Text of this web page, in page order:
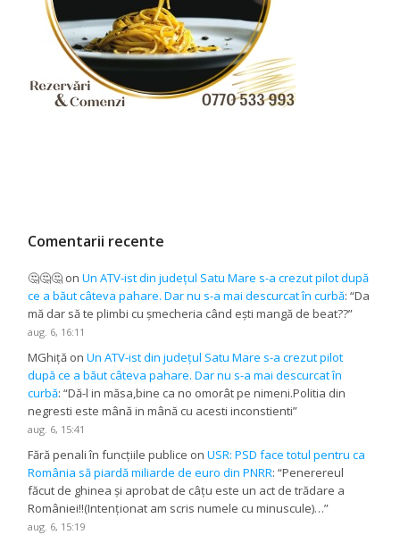
Comentarii recente
🤔🤔🤔 onUn ATV-ist din județul Satu Mare s-a crezut pilot după
ce a băut câteva pahare. Dar nu s-a mai descurcat în curbă: “Da
mă dar să te plimbi cu șmecheria când ești mangă de beat??”
aug. 6, 16:11
MGhiță onUn ATV-ist din județul Satu Mare s-a crezut pilot
după ce a băut câteva pahare. Dar nu s-a mai descurcat în
curbă: “Dă-l in măsa,bine ca no omorât pe nimeni.Politia din
negresti este mână in mână cu acesti inconstienti”
aug. 6, 15:41
Fără penali în funcțiile publice onUSR: PSD face totul pentru ca
România să piardă miliarde de euro din PNRR: “Penerereul
făcut de ghinea și aprobat de câțu este un act de trădare a
României!!(Intenționat am scris numele cu minuscule)…”
aug. 6, 15:19